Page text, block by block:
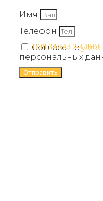
ПОД ЗАКАЗ 2-4 ДНЯ
Имя
Телефон
Согласен с
персональных
Отправить